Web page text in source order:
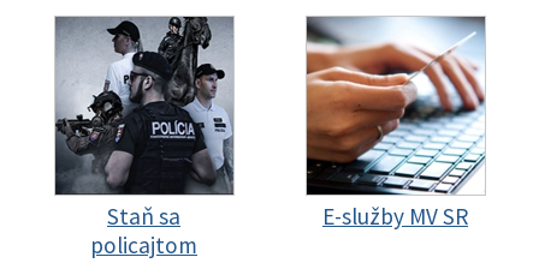
Staň sa
policajtom
E-služby MV SR